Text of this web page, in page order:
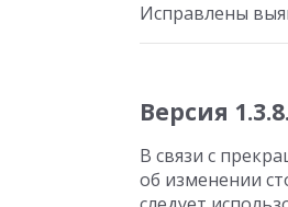
Исправлены
Версия
В связи с
об изменении